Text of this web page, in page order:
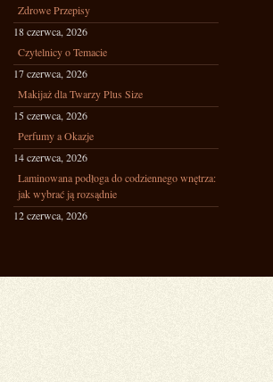
Zdrowe Przepisy
18 czerwca, 2026
Czytelnicy o Temacie
17 czerwca, 2026
Makijaż dla Twarzy Plus Size
15 czerwca, 2026
Perfumy a Okazje
14 czerwca, 2026
Laminowana podłoga do codziennego wnętrza:
jak wybrać ją rozsądnie
12 czerwca, 2026